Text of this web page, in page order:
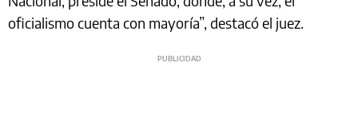
oficialismo cuenta con mayoría”, destacó el juez.